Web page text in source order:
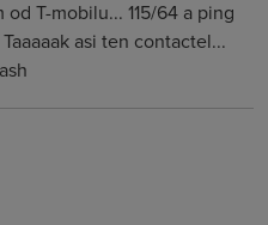
T-mobilu... 115/64 a ping
asi ten contactel...